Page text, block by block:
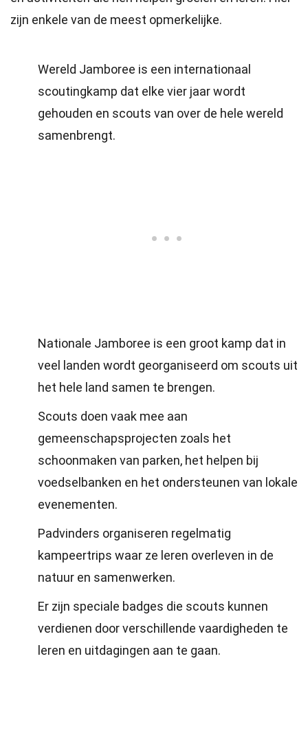
zijn enkele van de meest opmerkelijke.
Wereld Jamboree is een internationaal
scoutingkamp dat elke vier jaar wordt
gehouden en scouts van over de hele wereld
samenbrengt.
Nationale Jamboree is een groot kamp dat in
veel landen wordt georganiseerd om scouts uit
het hele land samen te brengen.
Scouts doen vaak mee aan
gemeenschapsprojecten zoals het
schoonmaken van parken, het helpen bij
voedselbanken en het ondersteunen van lokale
evenementen.
Padvinders organiseren regelmatig
kampeertrips waar ze leren overleven in de
natuur en samenwerken.
Er zijn speciale badges die scouts kunnen
verdienen door verschillende vaardigheden te
leren en uitdagingen aan te gaan.